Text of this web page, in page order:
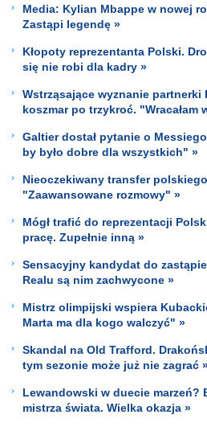
Media: Kylian Mbappe w nowej
Zastąpi legendę »
Kłopoty reprezentanta Polski.
się nie robi dla kadry »
Wstrząsające wyznanie partnerki
koszmar po trzykroć. "Wracałam
Galtier dostał pytanie o
by było dobre dla wszystkich" »
Nieoczekiwany transfer
"Zaawansowane rozmowy" »
Mógł trafić do reprezentacji
pracę. Zupełnie inną »
Sensacyjny kandydat do
Realu są nim zachwycone »
Mistrz olimpijski wspiera
Marta ma dla kogo walczyć" »
Skandal na Old Trafford.
tym sezonie może już nie zagrać
Lewandowski w duecie marzeń?
mistrza świata. Wielka okazja »